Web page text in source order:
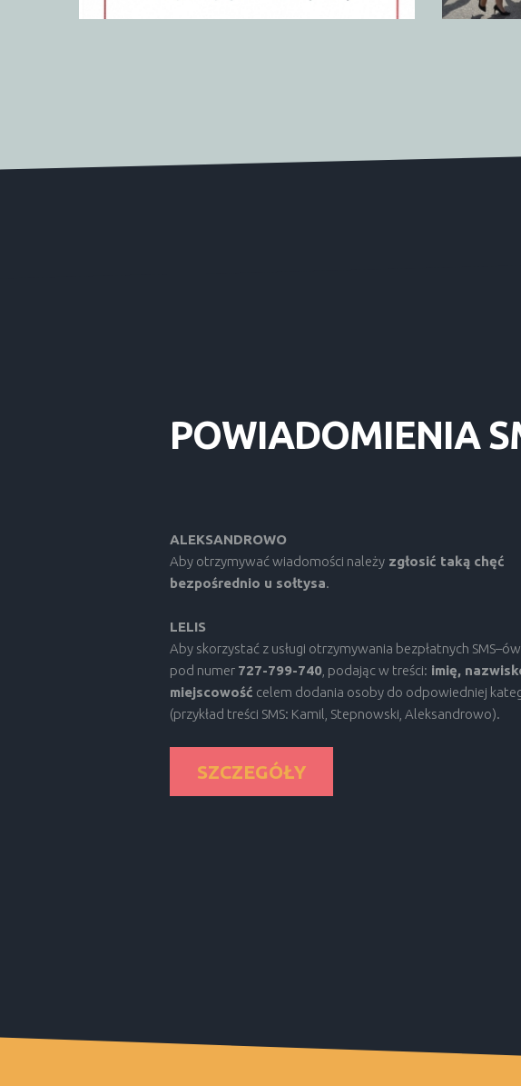
POWIADOMIENIA
ALEKSANDROWO
Aby otrzymywać wiadomości należyzgłosić taką chęć
bezpośrednio u sołtysa.
LELIS
Aby skorzystać z usługi otrzymywania bezpłatnych SMS–ów
pod numer 727-799-740, podając w treści: imię,
miejscowość celem dodania osoby do odpowiedniej
(przykład treści SMS: Kamil, Stepnowski, Aleksandrowo).
SZCZEGÓŁY